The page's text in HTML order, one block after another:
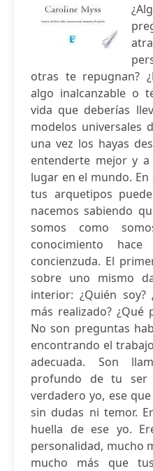
otras te repugnan?
algo inalcanzable o
vida que deberías
modelos universales
una vez los hayas
entenderte mejor y
lugar en el mundo.
tus arquetipos
nacemos sabiendo
somos como
conocimiento
concienzuda. El
sobre uno mismo
interior: ¿Quién
más realizado?
No son preguntas
encontrando el
adecuada. Son
profundo de tu ser
verdadero yo, ese
sin dudas ni temor.
huella de ese yo.
personalidad, mucho
mucho más que